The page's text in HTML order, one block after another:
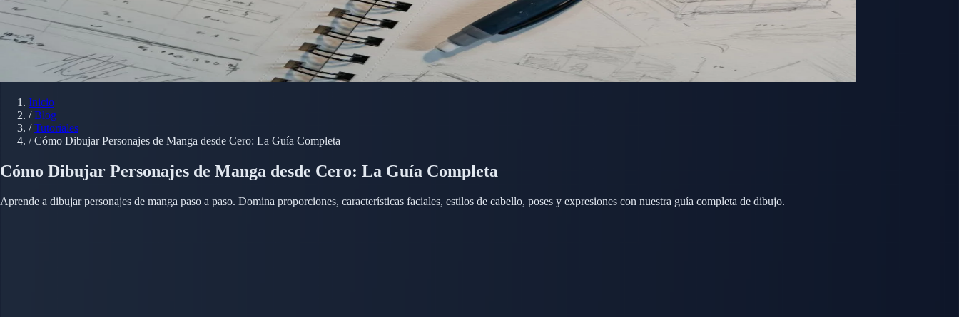
Inicio
/ Blog
/ Tutoriales
/ Cómo Dibujar Personajes de Manga desde Cero: La Guía Completa
Cómo Dibujar Personajes de Manga desde Cero: La Guía Completa
Aprende a dibujar personajes de manga paso a paso. Domina proporciones, características faciales, estilos de cabello, poses y expresiones con nuestra guía completa de dibujo.